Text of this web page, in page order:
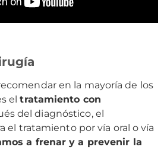
en la mayoría de los
eltratamiento con
del diagnóstico, el
el tratamiento por vía oral o vía
a frenar y a prevenir la